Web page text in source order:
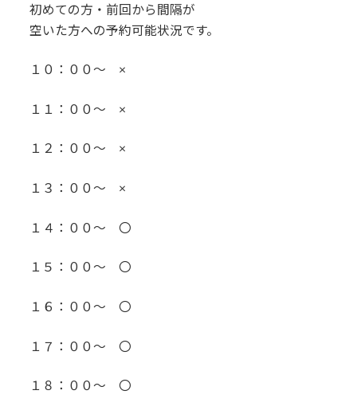
初めての方・前回から間隔が
空いた方への予約可能状況です。
１０：００～ ×
１１：００～ ×
１２：００～ ×
１３：００～ ×
１４：００～ 〇
１５：００～ 〇
１６：００～ 〇
１７：００～ 〇
１８：００～ 〇